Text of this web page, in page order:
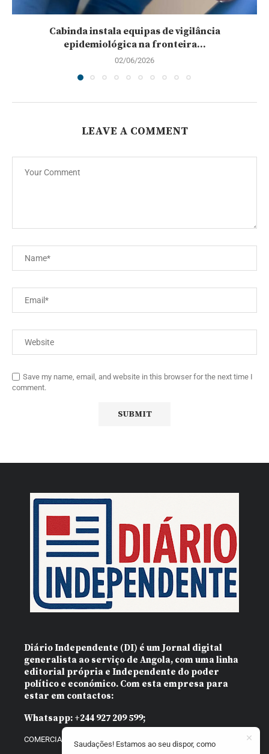
Cabinda instala equipas de vigilância
epidemiológica na fronteira...
02/06/2026
LEAVE A COMMENT
Save my name, email, and website in this browser for the next time I
comment.
Diário Independente (DI) é um Jornal digital
generalista ao serviço de Angola, com uma linha
editorial própria e Independente do poder
político e económico. Com esta empresa para
estar em contactos:
Whatsapp: +244 927 209 599;
COMERCIAL@DIARIOINDEPENDENTE.INFO
Saudações! Estamos ao seu dispor, como